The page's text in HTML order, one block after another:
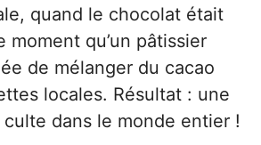
quand le chocolat était
moment qu’un pâtissier
de mélanger du cacao
locales. Résultat : une
dans le monde entier !